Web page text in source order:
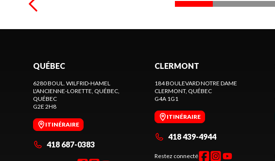
QUÉBEC
6280 BOUL. WILFRID-HAMEL
L'ANCIENNE-LORETTE, QUÉBEC
QUÉBEC
G2E 2H8
ITINÉRAIRE
418 687-0383
CLERMONT
184 BOULEVARD NOTRE DAME
CLERMONT, QUÉBEC
G4A 1G1
ITINÉRAIRE
418 439-4944
Restez connecté